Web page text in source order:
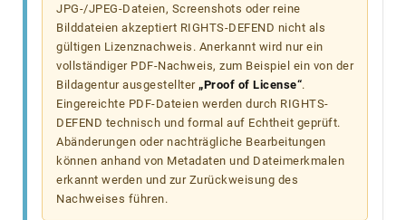
JPG-/JPEG-Dateien, Screenshots oder reine
Bilddateien akzeptiert RIGHTS-DEFEND nicht als
gültigen Lizenznachweis. Anerkannt wird nur ein
vollständiger PDF-Nachweis, zum Beispiel ein von der
Bildagentur ausgestellter „Proof of License“.
Eingereichte PDF-Dateien werden durch RIGHTS-
DEFEND technisch und formal auf Echtheit geprüft.
Abänderungen oder nachträgliche Bearbeitungen
können anhand von Metadaten und Dateimerkmalen
erkannt werden und zur Zurückweisung des
Nachweises führen.